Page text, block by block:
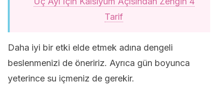
Tarif
Daha iyi bir etki elde etmek adına dengeli
beslenmenizi de öneririz. Ayrıca gün boyunca
yeterince su içmeniz de gerekir.